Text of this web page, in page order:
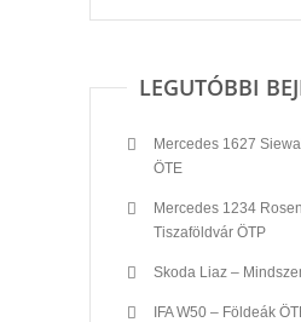
LEGUTÓBBI
Mercedes 1627
ÖTE
Mercedes 1234
Tiszaföldvár ÖTP
Skoda Liaz –
IFA W50 – Földeák